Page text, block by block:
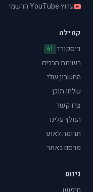
ערוץ YouTube הרשמי
קהילה
דיסקורד
61
רשימת חברים
החשבון שלי
שלחו תוכן
צרו קשר
המלץ עלינו
תרומה לאתר
פרסם באתר
ניווט